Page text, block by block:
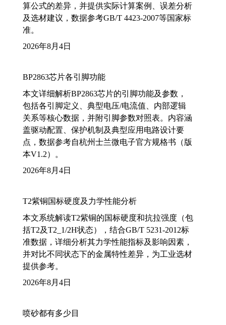
算公式的差异，并提供实际计算案例、误差分析
及选材建议，数据参考GB/T 4423-2007等国家标
准。
2026年8月4日
BP2863芯片各引脚功能
本文详细解析BP2863芯片的引脚功能及参数，
包括各引脚定义、典型电压/电流值、内部逻辑
关系等核心数据，并附引脚参数对照表。内容涵
盖驱动配置、保护机制及典型应用电路设计要
点，数据参考自杭州士兰微电子官方规格书（版
本V1.2）。
2026年8月4日
T2紫铜国标硬度及力学性能分析
本文系统解读T2紫铜的国标硬度和抗拉强度（包
括T2及T2_1/2H状态），结合GB/T 5231-2012标
准数据，详细分析其力学性能指标及影响因素，
并对比不同状态下的金属特性差异，为工业选材
提供参考。
2026年8月4日
喷砂都有多少目